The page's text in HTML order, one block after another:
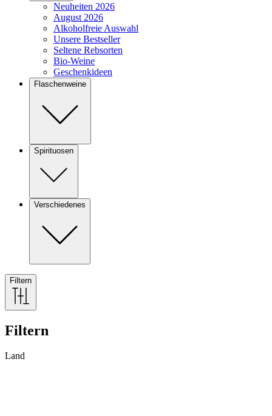
Neuheiten 2026
August 2026
Alkoholfreie Auswahl
Unsere Bestseller
Seltene Rebsorten
Bio-Weine
Geschenkideen
Flaschenweine
Spirituosen
Verschiedenes
Filtern
Filtern
Land